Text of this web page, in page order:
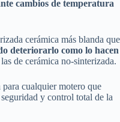
cambios de temperatura
cerámica más blanda que
deteriorarlo como lo hacen
de cerámica no-sinterizada.
cualquier motero que
y control total de la